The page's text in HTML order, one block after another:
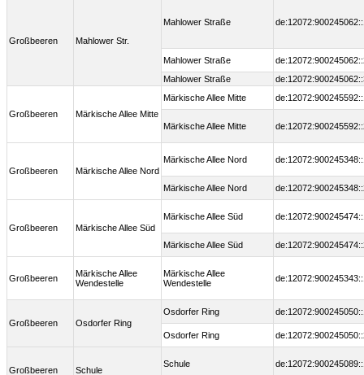
Großbeeren Mahlower Str.
Mahlower Straße
Mahlower Straße
Mahlower Straße
Großbeeren Märkische Allee Mitte
Märkische Allee Mitte
Märkische Allee Mitte
Großbeeren Märkische Allee Nord
Märkische Allee Nord
Märkische Allee Nord
Großbeeren Märkische Allee Süd
Märkische Allee Süd
Märkische Allee Süd
Großbeeren
Märkische Allee
Wendestelle
Märkische Allee
Wendestelle
Großbeeren Osdorfer Ring
Osdorfer Ring
Osdorfer Ring
Großbeeren Schule
Schule